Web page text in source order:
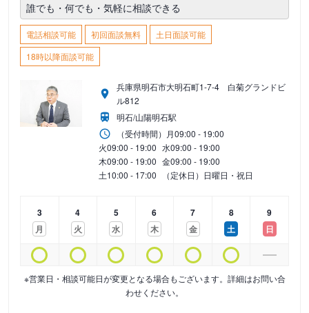
誰でも・何でも・気軽に相談できる
電話相談可能 初回面談無料
土日面談可能
18時以降面談可能
兵庫県明石市大明石町1-7-4 白菊グランドビ
ル812
明石/山陽明石駅
（受付時間） 月09:00 - 19:00
火09:00 - 19:00 水09:00 - 19:00
木09:00 - 19:00 金09:00 - 19:00
土10:00 - 17:00 （定休日）日曜日・祝日
3
月
4
火
5
水
6
木
7
金
8
土
9
日
※営業日・相談可能日が変更となる場合もございます。詳細はお問い合
わせください。